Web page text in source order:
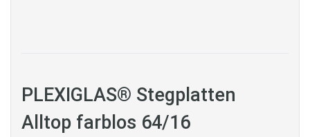
PLEXIGLAS® Stegplatten
Alltop farblos 64/16